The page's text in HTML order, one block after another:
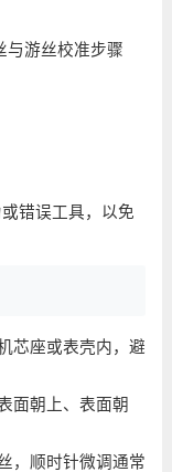
错误工具，以免
芯座或表壳内，避
面朝上、表面朝
，顺时针微调通常